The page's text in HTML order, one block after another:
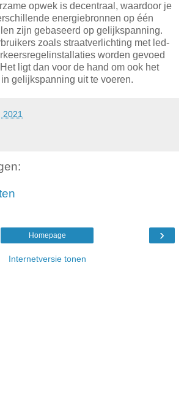
opwek is decentraal, waardoor je
energiebronnen op één
zijn gebaseerd op gelijkspanning.
zoals straatverlichting met led-
worden gevoed
ligt dan voor de hand om ook het
gelijkspanning uit te voeren.
2021
›
Homepage
Internetversie tonen